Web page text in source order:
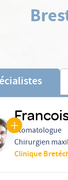
Stomatologue
Chirurgien
Clinique